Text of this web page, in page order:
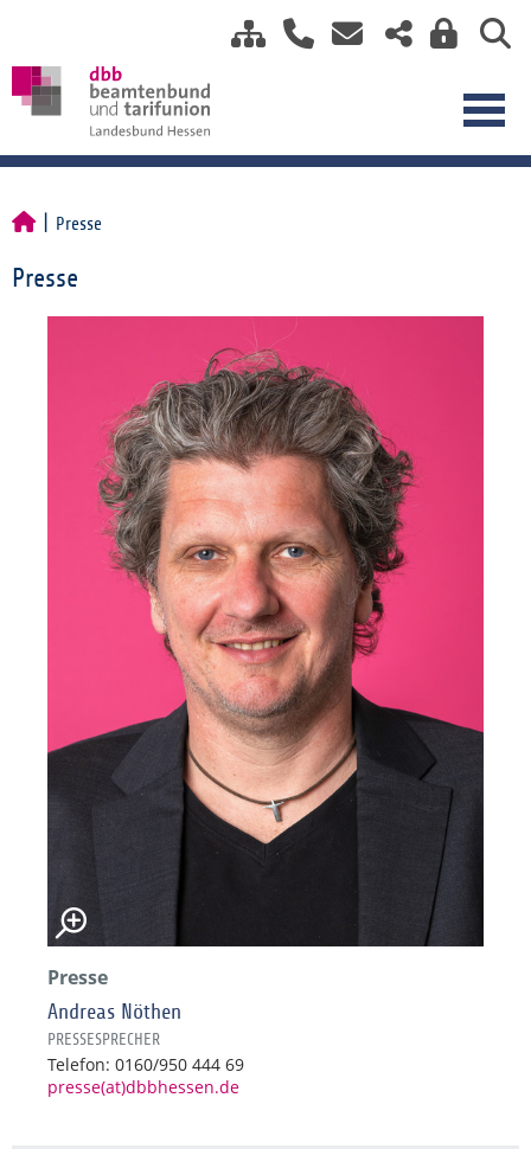
Presse
Presse
Presse
Andreas Nöthen
PRESSESPRECHER
Telefon: 0160/950 444 69
presse(at)dbbhessen.de